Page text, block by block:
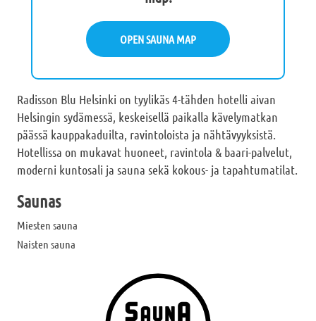
OPEN SAUNA MAP
Radisson Blu Helsinki on tyylikäs 4-tähden hotelli aivan
Helsingin sydämessä, keskeisellä paikalla kävelymatkan
päässä kauppakaduilta, ravintoloista ja nähtävyyksistä.
Hotellissa on mukavat huoneet, ravintola & baari-palvelut,
moderni kuntosali ja sauna sekä kokous- ja tapahtumatilat.
Saunas
Miesten sauna
Naisten sauna